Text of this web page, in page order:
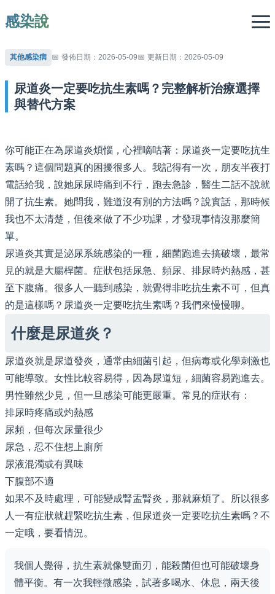
感染說
其他感染病 發佈日期：2026-05-09 更新日期：2026-05-09
尿道炎一定要吃抗生素嗎？完整解析治療選擇
與替代方案
你可能正在為尿道炎煩惱，心裡嘀咕著：尿道炎一定要吃抗生
素嗎？這個問題真的困擾很多人。我記得有一次，朋友半夜打
電話給我，說她尿尿時痛到不行，跑去急診，醫生二話不說就
開了抗生素。她問我，難道沒有別的方法嗎？說實話，那時候
我也不太清楚，但後來做了不少功課，才發現事情沒那麼簡
單。
尿道炎其實是泌尿系統感染的一種，細菌跑進去搞破壞，最常
見的就是大腸桿菌。症狀包括尿急、頻尿、排尿時灼熱感，甚
至下腹痛。很多人一聽到感染，就覺得非吃抗生素不可，但真
的是這樣嗎？尿道炎一定要吃抗生素嗎？我們來慢慢聊。
什麼是尿道炎？
尿道炎就是尿道發炎，通常由細菌引起，但病毒或化學刺激也
可能導致。女性比較容易得，因為尿道短，細菌容易跑進去。
男性雖然少見，但一旦感染可能更嚴重。常見的症狀有：
排尿時疼痛或灼熱感
尿頻，但每次尿量很少
尿急，忍不住想上廁所
尿液混濁或有異味
下腹部不適
如果不及時處理，可能變成腎盂腎炎，那就麻煩了。所以很多
人一有症狀就趕緊吃抗生素，但尿道炎一定要吃抗生素嗎？不
一定哦，要看情況。
我個人覺得，抗生素就像雙面刃，能殺菌但也可能破壞身
體平衡。有一次我輕微感染，試著多喝水、休息，兩天後